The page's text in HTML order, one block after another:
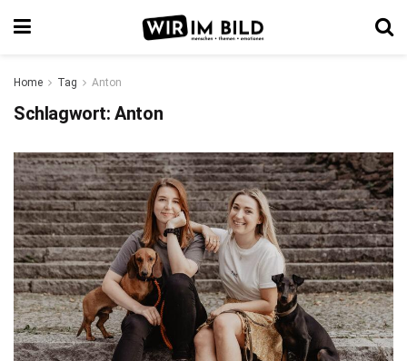
Home Tag Anton
Schlagwort:Anton